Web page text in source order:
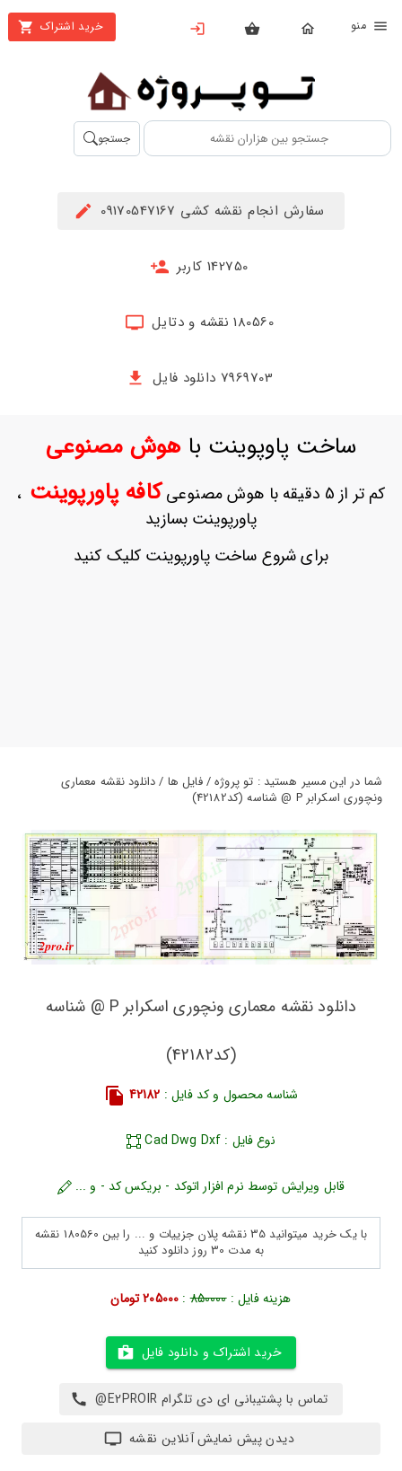
خرید اشتراک
بستن
محصولات
تهیه
اشتراک
حساب
ثبت
بازیابی
جستجو
سفارش انجام نقشه کشی 09170547167
142750 کاربر
180560 نقشه و دتایل
7969703 دانلود فایل
ساخت پاوپوینت باهوش مصنوعی
کم تر از 5 دقیقه با هوش مصنوعی کافه پاورپوینت ،
پاورپوینت بسازید
برای شروع ساخت پاورپوینت کلیک کنید
شما در این مسیر هستید : تو پروژه / فایل ها / دانلود نقشه معماری
ونچوری اسکرابر P @ شناسه (کد42182)
دانلود نقشه معماری ونچوری اسکرابر P @ شناسه
(کد42182)
شناسه محصول و کد فایل : 42182
نوع فایل : Cad Dwg Dxf
قابل ویرایش توسط نرم افزار اتوکد - بریکس کد - و ...
با یک خرید میتوانید 35 نقشه پلان جزییات و ... را بین 180560 نقشه
به مدت 30 روز دانلود کنید
هزینه فایل :850000
: 205000 تومان
خرید اشتراک و دانلود فایل
تماس با پشتیبانی ای دی تلگرام E2PROIR@
دیدن پیش نمایش آنلاین نقشه